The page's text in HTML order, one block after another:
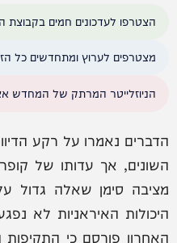
הצטרפו לעדכונים חמים
מצטרפים לערוץ ומתחדשים כל
הניוזלייטר המרתק של המחדש
הדברים נאמרו על רקע
מציבה סימן שאלה גדול
היכולות האיראניות לא
האחרון פורסם כי